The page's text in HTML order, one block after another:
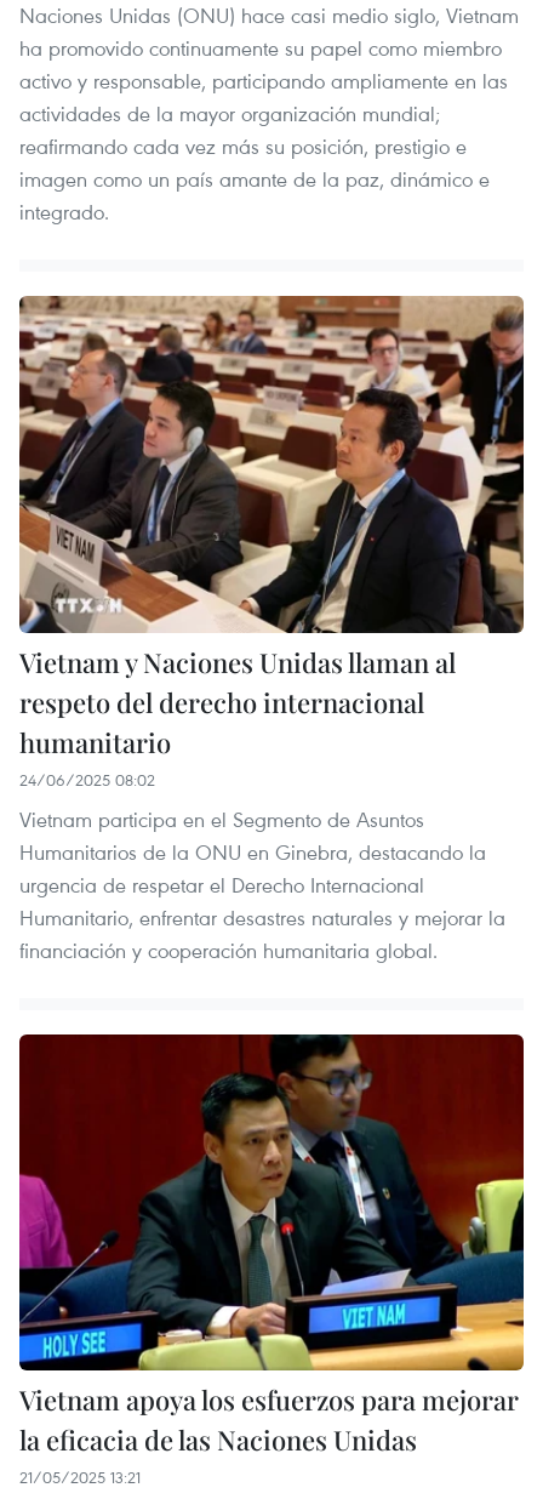
Naciones Unidas (ONU) hace casi medio siglo, Vietnam
ha promovido continuamente su papel como miembro
activo y responsable, participando ampliamente en las
actividades de la mayor organización mundial;
reafirmando cada vez más su posición, prestigio e
imagen como un país amante de la paz, dinámico e
integrado.
Vietnam y Naciones Unidas llaman al
respeto del derecho internacional
humanitario
24/06/2025 08:02
Vietnam participa en el Segmento de Asuntos
Humanitarios de la ONU en Ginebra, destacando la
urgencia de respetar el Derecho Internacional
Humanitario, enfrentar desastres naturales y mejorar la
financiación y cooperación humanitaria global.
Vietnam apoya los esfuerzos para mejorar
la eficacia de las Naciones Unidas
21/05/2025 13:21